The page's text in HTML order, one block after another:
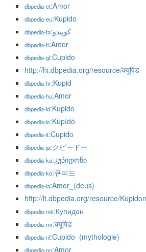
dbpedia-et:Amor
dbpedia-eu:Kupido
dbpedia-fa :کوپیدو
dbpedia-fi:Amor
dbpedia-gl:Cupido
http://hi.dbpedia.org/resource/क्यूपिड
dbpedia-hr:Kupid
dbpedia-hu:Amor
dbpedia-id:Kupido
dbpedia-is:Kúpídó
dbpedia-it:Cupido
dbpedia-ja:クピードー
dbpedia-ka:კუპიდონი
dbpedia-ko:큐피드
dbpedia-la:Amor_(deus)
http://lt.dbpedia.org/resource/
dbpedia-mk:Купидон
dbpedia-mr:क्यूपिड
dbpedia-nl:Cupido_(mythologie)
dbpedia-nn:Amor